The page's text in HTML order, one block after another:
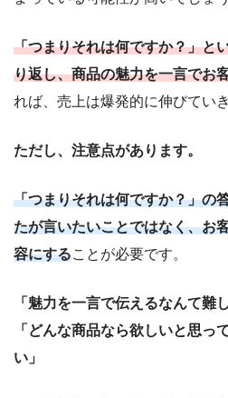
「つまりそれは何ですか？」と
り返し、商品の魅力を一言でお
れば、売上は爆発的に伸びていき
ただし、注意点があります。
「つまりそれは何ですか？」の
たが言いたいことではなく、お
容にすることが必要です。
「魅力を一言で伝えるなんて難
「どんな商品なら欲しいと思っ
い」